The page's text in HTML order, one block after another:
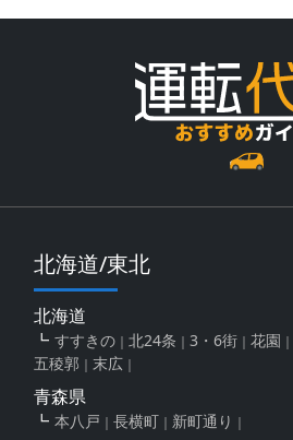
北海道/東北
北海道
すすきの 北24条 3・6街 花園
五稜郭
末広
青森県
本八戸 長横町 新町通り